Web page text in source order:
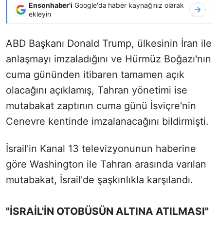
Ensonhaber'i Google'da haber kaynağınız olarak
ekleyin
ABD Başkanı Donald Trump, ülkesinin İran ile
anlaşmayı imzaladığını ve Hürmüz Boğazı'nın
cuma gününden itibaren tamamen açık
olacağını açıklamış, Tahran yönetimi ise
mutabakat zaptının cuma günü İsviçre'nin
Cenevre kentinde imzalanacağını bildirmişti.
İsrail'in Kanal 13 televizyonunun haberine
göre Washington ile Tahran arasında varılan
mutabakat, İsrail'de şaşkınlıkla karşılandı.
"İSRAİL'İN OTOBÜSÜN ALTINA ATILMASI"